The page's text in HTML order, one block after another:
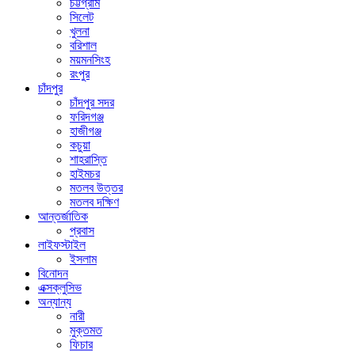
চট্টগ্রাম
সিলেট
খুলনা
বরিশাল
ময়মনসিংহ
রংপুর
চাঁদপুর
চাঁদপুর সদর
ফরিদগঞ্জ
হাজীগঞ্জ
কচুয়া
শাহরাস্তি
হাইমচর
মতলব উত্তর
মতলব দক্ষিণ
আন্তর্জাতিক
প্রবাস
লাইফস্টাইল
ইসলাম
বিনোদন
এক্সক্লুসিভ
অন্যান্য
নারী
মুক্তমত
ফিচার